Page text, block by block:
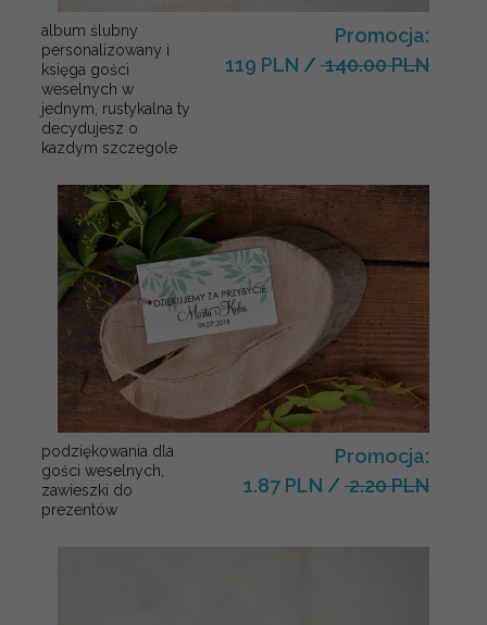
album ślubny
personalizowany i
księga gości
weselnych w
jednym, rustykalna ty
decydujesz o
kazdym szczegole
Promocja:
119 PLN / 140.00 PLN
podziękowania dla
gości weselnych,
zawieszki do
prezentów
Promocja:
1.87 PLN / 2.20 PLN